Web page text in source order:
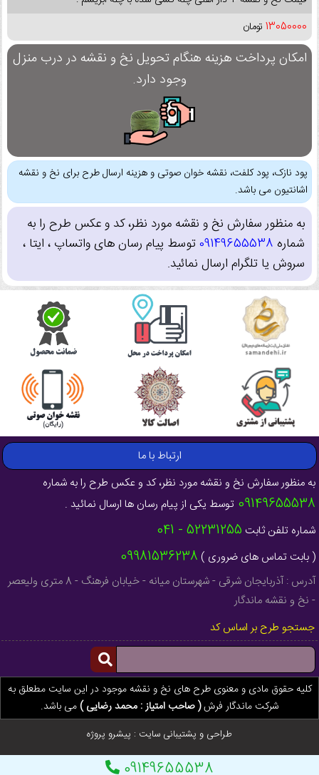
13050000 تومان
امکان پرداخت هزینه هنگام تحویل نخ و نقشه در درب منزل
وجود دارد.
پود نازک، پود کلفت، نقشه خوان صوتی و هزینه ارسال طرح برای نخ و نقشه
اشانتیون می باشد.
به منظور سفارش نخ و نقشه مورد نظر، کد و عکس طرح را به
شماره 09149655538توسط پیام رسان های واتساپ ، ایتا ،
سروش یا تلگرام ارسال نمائید.
ارتباط با ما
به منظور سفارش نخ و نقشه مورد نظر، کد و عکس طرح را به شماره
09149655538 توسط یکی از پیام رسان ها ارسال نمائید .
شماره تلفن ثابت 52231255 - 041
( بابت تماس های ضروری ) 09981536238
آدرس : آذربایجان شرقی - شهرستان میانه - خیابان فرهنگ - 8 متری ولیعصر
- نخ و نقشه ماندگار
جستجو طرح بر اساس کد
کلیه حقوق مادی و معنوی طرح های نخ و نقشه موجود در این سایت مطعلق به
شرکت ماندگار فرش( صاحب امتیاز : محمد رضایی )می باشد.
طراحی و پشتیبانی سایت : پیشرو پروژه
09149655538